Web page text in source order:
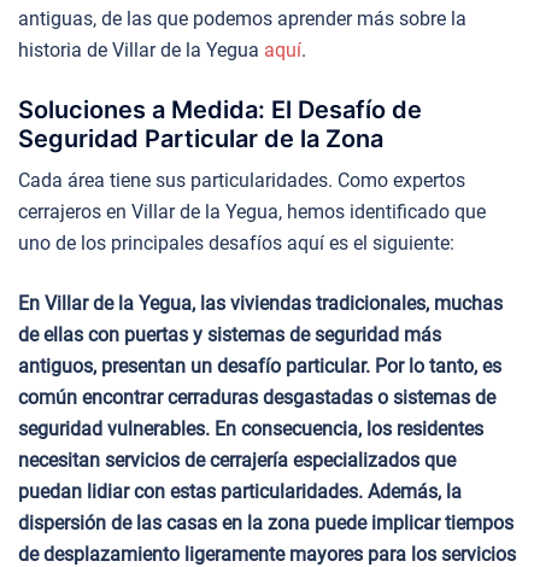
antiguas, de las que podemos aprender más sobre la
historia de Villar de la Yegua aquí.
Soluciones a Medida: El Desafío de
Seguridad Particular de la Zona
Cada área tiene sus particularidades. Como expertos
cerrajeros en Villar de la Yegua, hemos identificado que
uno de los principales desafíos aquí es el siguiente:
En Villar de la Yegua, las viviendas tradicionales, muchas
de ellas con puertas y sistemas de seguridad más
antiguos, presentan un desafío particular. Por lo tanto, es
común encontrar cerraduras desgastadas o sistemas de
seguridad vulnerables. En consecuencia, los residentes
necesitan servicios de cerrajería especializados que
puedan lidiar con estas particularidades. Además, la
dispersión de las casas en la zona puede implicar tiempos
de desplazamiento ligeramente mayores para los servicios